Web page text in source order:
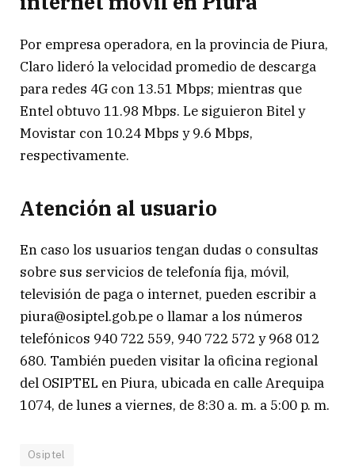
Por empresa operadora, en la provincia de Piura,
Claro lideró la velocidad promedio de descarga
para redes 4G con 13.51 Mbps; mientras que
Entel obtuvo 11.98 Mbps. Le siguieron Bitel y
Movistar con 10.24 Mbps y 9.6 Mbps,
respectivamente.
Atención al usuario
En caso los usuarios tengan dudas o consultas
sobre sus servicios de telefonía fija, móvil,
televisión de paga o internet, pueden escribir a
piura@osiptel.gob.pe o llamar a los números
telefónicos 940 722 559, 940 722 572 y 968 012
680. También pueden visitar la oficina regional
del OSIPTEL en Piura, ubicada en calle Arequipa
1074, de lunes a viernes, de 8:30 a. m. a 5:00 p. m.
Osiptel